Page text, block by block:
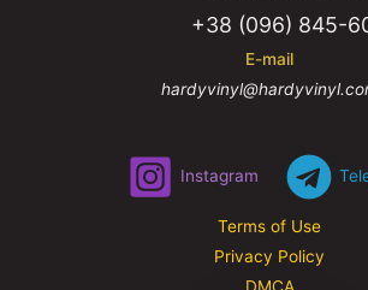
+38 (096) 845-
E-mail
Instagram
Terms of Use
Privacy Policy